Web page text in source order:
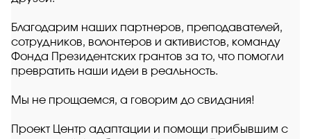
Благодарим наших партнеров, преподавателей,
сотрудников, волонтеров и активистов, команду
Фонда Президентских грантов за то, что помогли
превратить наши идеи в реальность.
Мы не прощаемся, а говорим до свидания!
Проект Центр адаптации и помощи прибывшим с